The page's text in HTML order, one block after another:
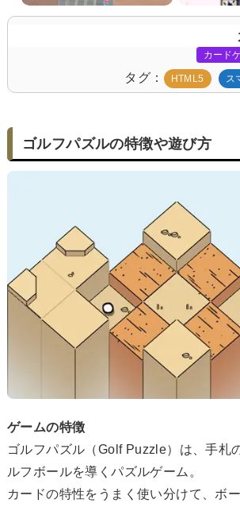
カード
タグ HTML5 ス
ゴルフパズルの特徴や遊び方
ゲームの特徴
ゴルフパズル（Golf Puzzle）は、手札
ルフボールを導くパズルゲーム。
カードの特性をうまく使い分けて、ボ